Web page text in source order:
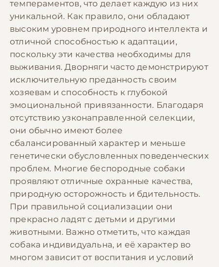
темпераментов, что делает каждую из них
уникальной. Как правило, они обладают
высоким уровнем природного интеллекта и
отличной способностью к адаптации,
поскольку эти качества необходимы для
выживания. Дворняги часто демонстрируют
исключительную преданность своим
хозяевам и способность к глубокой
эмоциональной привязанности. Благодаря
отсутствию узконаправленной селекции,
они обычно имеют более
сбалансированный характер и меньше
генетически обусловленных поведенческих
проблем. Многие беспородные собаки
проявляют отличные охранные качества,
природную осторожность и бдительность.
При правильной социализации они
прекрасно ладят с детьми и другими
животными. Важно отметить, что каждая
собака индивидуальна, и её характер во
многом зависит от воспитания и условий